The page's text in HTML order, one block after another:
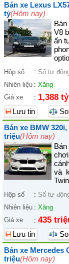
Bán xe Lexus
tỷ(Hôm nay)
V8
ấn
Hộp số : Số tự
Nhiên liệu : Xăng
Giá xe
: 1,388 tỷ
Lưu tin
Bán xe BMW
triệu(Hôm nay)
và
Hộp số : Số tự
Nhiên liệu : Xăng
Giá xe
: 435
Lưu tin
Bán xe Mercedes
triệu(Hôm nay)